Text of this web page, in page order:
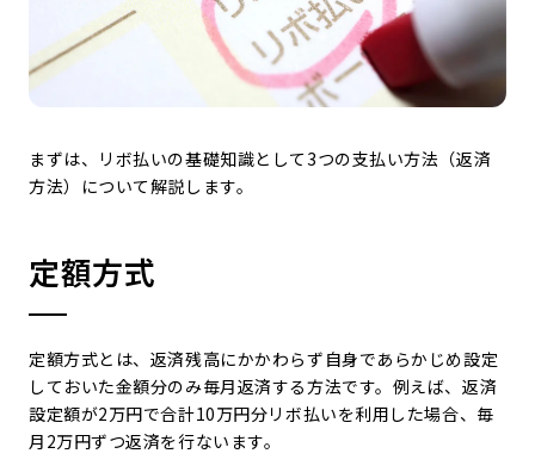
まずは、リボ払いの基礎知識として3つの支払い方法（返済
方法）について解説します。
定額方式
定額方式とは、返済残高にかかわらず自身であらかじめ設定
しておいた金額分のみ毎月返済する方法です。例えば、返済
設定額が2万円で合計10万円分リボ払いを利用した場合、毎
月2万円ずつ返済を行ないます。